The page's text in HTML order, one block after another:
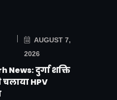
AUGUST 7,
2026
News: दुर्गा शक्ति
चलाया HPV